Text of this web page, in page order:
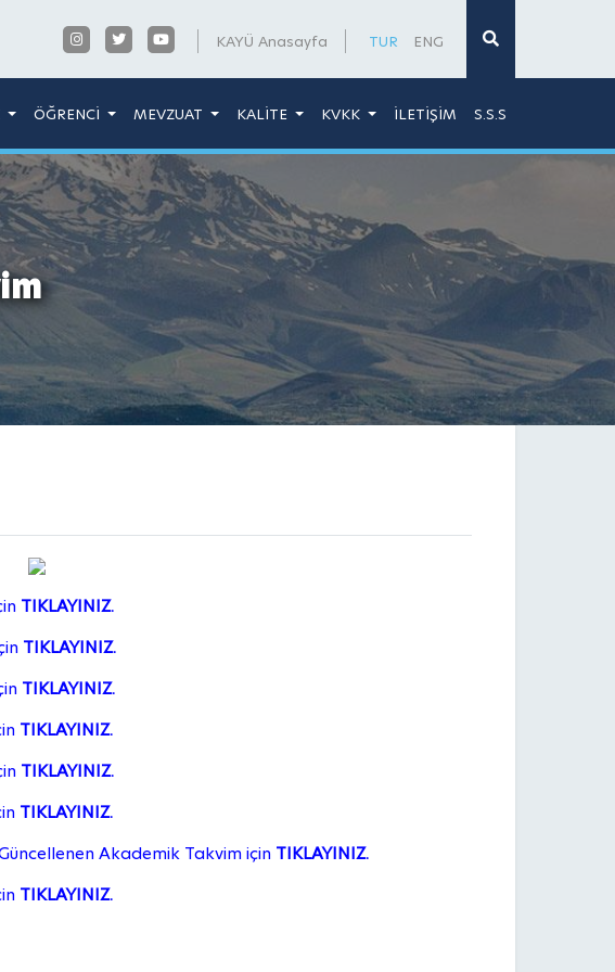
TUR ENG
KAYÜ Anasayfa
ÖĞRENCİ MEVZUAT KALİTE KVKK İLETİŞİM S.S.S
TIKLAYINIZ.
TIKLAYINIZ.
TIKLAYINIZ.
TIKLAYINIZ.
TIKLAYINIZ.
TIKLAYINIZ.
Akademik Takvim için TIKLAYINIZ.
TIKLAYINIZ.